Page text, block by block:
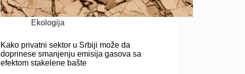
Ekologija
Kako privatni sektor u Srbiji može da
doprinese smanjenju emisija gasova sa
efektom stakelene bašte